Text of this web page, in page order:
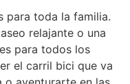
para toda la familia.
relajante o una
para todos los
el carril bici que va